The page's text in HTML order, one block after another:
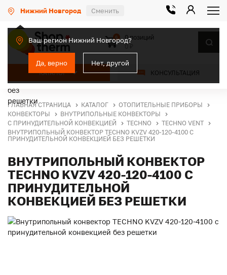
Нижний Новгород Сменить
Ваш регион Нижний Новгород?
Да, верно Нет, другой
КАТАЛОГ КОНСУЛЬТАЦИЯ
0
0 позиций
ГЛАВНАЯ СТРАНИЦА КАТАЛОГ
ОТОПИТЕЛЬНЫЕ ПРИБОРЫ
КОНВЕКТОРЫ
ВНУТРИПОЛЬНЫЕ КОНВЕКТОРЫ
С ПРИНУДИТЕЛЬНОЙ КОНВЕКЦИЕЙ
TECHNO
TECHNO VENT
ВНУТРИПОЛЬНЫЙ КОНВЕКТОР TECHNO KVZV 420-120-4100 С
ПРИНУДИТЕЛЬНОЙ КОНВЕКЦИЕЙ БЕЗ РЕШЕТКИ
ВНУТРИПОЛЬНЫЙ КОНВЕКТОР
TECHNO KVZV 420-120-4100 С
ПРИНУДИТЕЛЬНОЙ
КОНВЕКЦИЕЙ БЕЗ РЕШЕТКИ